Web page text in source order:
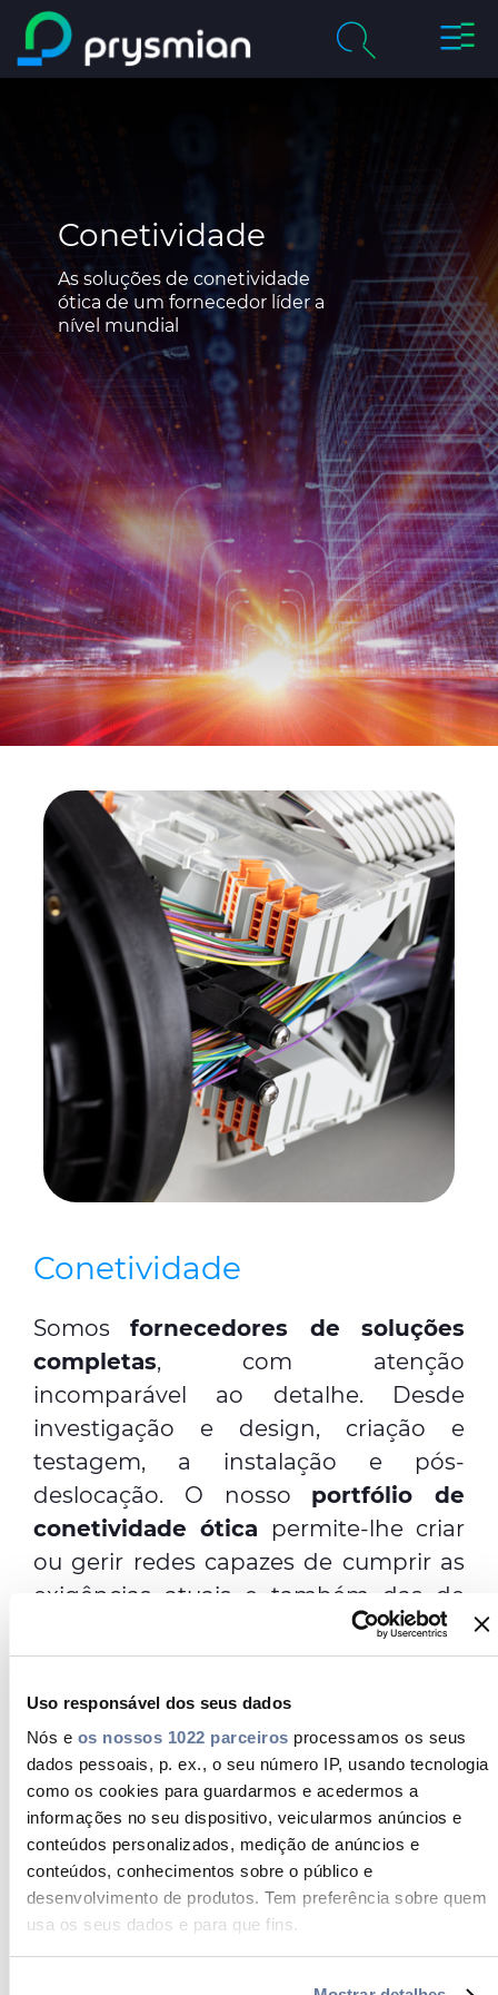
Uso responsável dos seus dados
Nós e os nossos 1022 parceiros processamos os seus
dados pessoais, p. ex., o seu número IP, usando tecnologia
como os cookies para guardarmos e acedermos a
informações no seu dispositivo, veicularmos anúncios e
conteúdos personalizados, medição de anúncios e
conteúdos, conhecimentos sobre o público e
desenvolvimento de produtos. Tem preferência sobre quem
usa os seus dados e para que fins.
Ir para o conteúdo
principal
Product Centre
Catálogos Online
Certificados de Qualidade
Sustentabilidade
Media
CPR (DOP)
Pessoas & Carreiras
Contactos
Web Global
CABLEAPP
PRYSMIAN CLUB
Conetividade
As soluções de conetividade
ótica de um fornecedor líder a
nível mundial
Conetividade
Somosfornecedores de soluções
completas, com atenção
incomparável ao detalhe. Desde
investigação e design, criação e
testagem, a instalação e pós-
deslocação. O nosso portfólio de
conetividade ótica permite-lhe criar
ou gerir redes capazes de cumprir as
exigências atuais e também das de
O nosso portfólio inclui
uniões, caixas de parede, caixas de
terminação de cliente e produtos
pré-conectados– incluindo produtos
de alta densidade, CoEx, interiores e
exteriores.